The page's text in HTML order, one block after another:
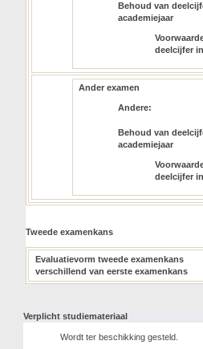
Behoud van
academiejaar
deelcijfer
Ander examen
Andere:
Behoud van
academiejaar
deelcijfer
Tweede examenkans
Evaluatievorm tweede examenkans
verschillend van eerste examenkans
Verplicht studiemateriaal
Wordt ter beschikking gesteld.